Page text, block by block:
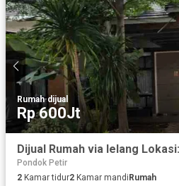
Rumah·dijual
Rp 600Jt
Pondok Petir
2 Kamar tidur2 Kamar mandi Rumah